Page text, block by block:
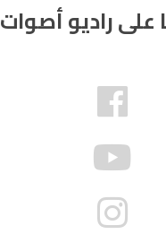
على راديو أصوات